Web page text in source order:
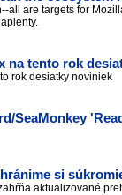
all are targets for
na tento rok
rok desiatky noviniek
SeaMonkey
si
aktualizované